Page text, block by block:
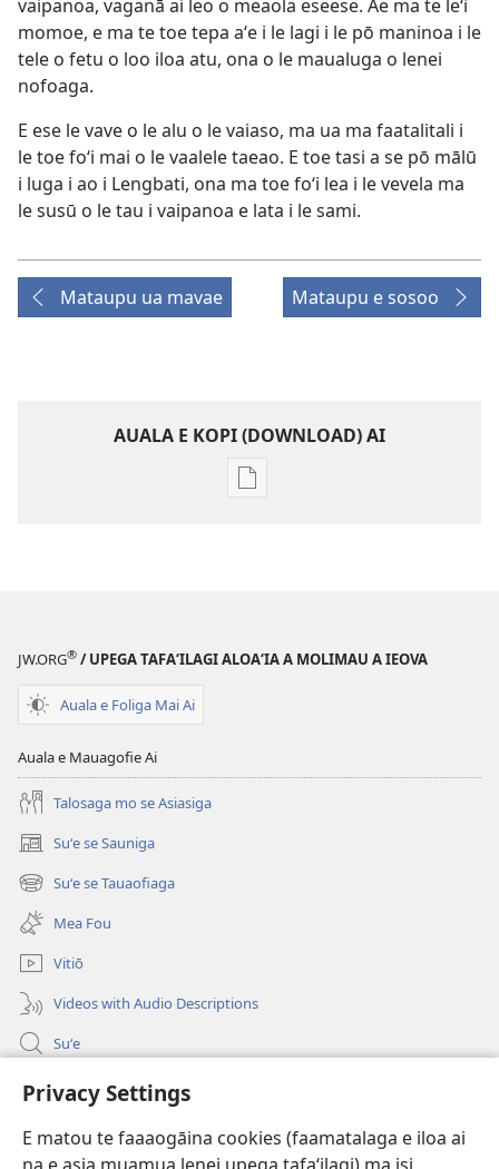
Privacy Settings
E matou te faaaogāina cookies (faamatalaga e iloa ai
vaipanoa, vaganā ai leo o meaola eseese. Ae ma te leʻi
momoe, e ma te toe tepa aʻe i le lagi i le pō maninoa i le
tele o fetu o loo iloa atu, ona o le maualuga o lenei
nofoaga.
E ese le vave o le alu o le vaiaso, ma ua ma faatalitali i
le toe foʻi mai o le vaalele taeao. E toe tasi a se pō mālū
i luga i ao i Lengbati, ona ma toe foʻi lea i le vevela ma
le susū o le tau i vaipanoa e lata i le sami.
Mataupu ua mavae Mataupu e sosoo
AUALA E KOPI (DOWNLOAD) AI
Vaega
LE
JW.ORG® / UPEGA TAFA‘ILAGI ALOA‘IA A MOLIMAU A IEOVA
Auala e Foliga Mai Ai
Auala e Mauagofie Ai
Talosaga mo se Asiasiga
Suʻe se Sauniga
(tatala
se
isi
polokalame)
Suʻe se Tauaofiaga
(tatala
se
isi
polokalame)
Mea Fou
Vitiō
Videos with Audio Descriptions
Suʻe
Faamatalaga mo Ofisa o le Malo